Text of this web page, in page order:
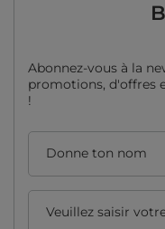
Abonnez-vous à la
promotions, d'offres
!
Donne ton nom
Veuillez saisir